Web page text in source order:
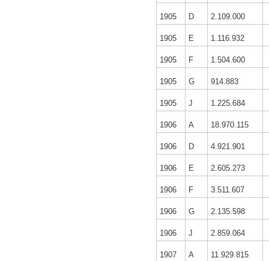
1905 D 2.109.000
1905 E 1.116.932
1905 F 1.504.600
1905 G 914.883
1905 J 1.225.684
1906 A 18.970.115
1906 D 4.921.901
1906 E 2.605.273
1906 F 3.511.607
1906 G 2.135.598
1906 J 2.859.064
1907 A 11.929.815